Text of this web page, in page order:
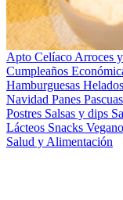
Apto Celíaco Arroces
Cumpleaños
Hamburguesas Helados
Navidad Panes Pascuas
Postres Salsas y dips
Lácteos Snacks Vegano
Salud y Alimentación